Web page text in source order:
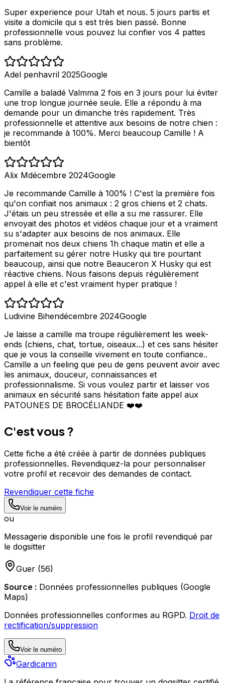
Super experience pour Utah et nous. 5 jours partis et
visite a domicile qui s est très bien passé. Bonne
professionnelle vous pouvez lui confier vos 4 pattes
sans problème.
Adel penhavril 2025Google
Camille a baladé Valmma 2 fois en 3 jours pour lui éviter
une trop longue journée seule. Elle a répondu à ma
demande pour un dimanche très rapidement. Très
professionnelle et attentive aux besoins de notre chien :
je recommande à 100%. Merci beaucoup Camille ! A
bientôt
Alix Mdécembre 2024Google
Je recommande Camille à 100% ! C'est la première fois
qu'on confiait nos animaux : 2 gros chiens et 2 chats.
J'étais un peu stressée et elle a su me rassurer. Elle
envoyait des photos et vidéos chaque jour et a vraiment
su s'adapter aux besoins de nos animaux. Elle
promenait nos deux chiens 1h chaque matin et elle a
parfaitement su gérer notre Husky qui tire pourtant
beaucoup, ainsi que notre Beauceron X Husky qui est
réactive chiens. Nous faisons depuis régulièrement
appel à elle et c'est vraiment hyper pratique !
Ludivine Bihendécembre 2024Google
Je laisse a camille ma troupe régulièrement les week-
ends (chiens, chat, tortue, oiseaux...) et ces sans hésiter
que je vous la conseille vivement en toute confiance..
Camille a un feeling que peu de gens peuvent avoir avec
les animaux, douceur, connaissances et
professionnalisme. Si vous voulez partir et laisser vos
animaux en sécurité sans hésitation faite appel aux
PATOUNES DE BROCÉLIANDE ❤️❤️
C'est vous ?
Cette fiche a été créée à partir de données publiques
professionnelles. Revendiquez-la pour personnaliser
votre profil et recevoir des demandes de contact.
Revendiquer cette fiche
Voir le numéro
ou
Messagerie disponible une fois le profil revendiqué par
le dogsitter
Guer (56)
Source : Données professionnelles publiques (Google
Maps)
Données professionnelles conformes au RGPD. Droit de
rectification/suppression
Voir le numéro
Gardicanin